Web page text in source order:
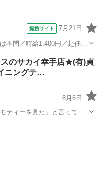
提携サイト 7月21日
不問／時給1,400円／赴任旅
食堂利用可能／マイカー通
のサカイ幸手店★(有)貞
ニングテ…
8月6日
ティーを見た」と言ってい